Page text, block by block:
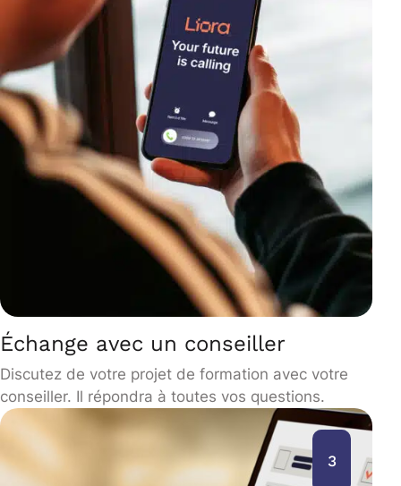
Échange avec un conseiller
Discutez de votre projet de formation avec votre
conseiller. Il répondra à toutes vos questions.
3